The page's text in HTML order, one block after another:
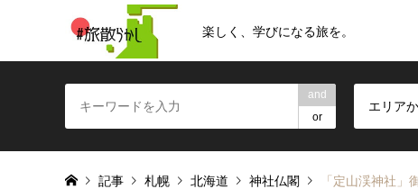
楽しく、学びになる旅を。
and
or
エリア
記事 札幌 北海道 神社仏閣 「定山渓神社